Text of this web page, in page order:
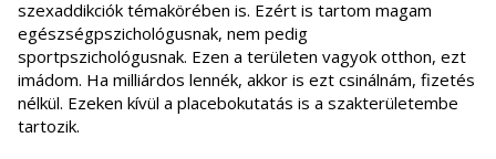
szexaddikciók témakörében is. Ezért is tartom magam
egészségpszichológusnak, nem pedig
sportpszichológusnak. Ezen a területen vagyok otthon, ezt
imádom. Ha milliárdos lennék, akkor is ezt csinálnám, fizetés
nélkül. Ezeken kívül a placebokutatás is a szakterületembe
tartozik.